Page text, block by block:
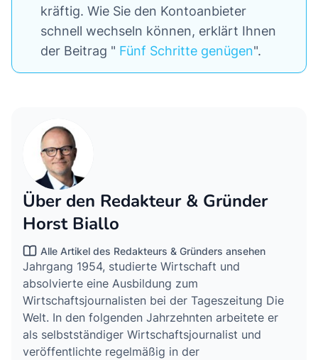
kräftig. Wie Sie den Kontoanbieter
schnell wechseln können, erklärt Ihnen
der Beitrag " Fünf Schritte genügen".
Über den Redakteur & Gründer
Horst Biallo
Alle Artikel des Redakteurs & Gründers ansehen
Jahrgang 1954, studierte Wirtschaft und
absolvierte eine Ausbildung zum
Wirtschaftsjournalisten bei der Tageszeitung Die
Welt. In den folgenden Jahrzehnten arbeitete er
als selbstständiger Wirtschaftsjournalist und
veröffentlichte regelmäßig in der